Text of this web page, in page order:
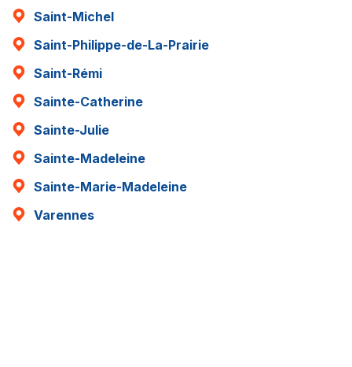
Saint-Michel
Saint-Philippe-de-La-Prairie
Saint-Rémi
Sainte-Catherine
Sainte-Julie
Sainte-Madeleine
Sainte-Marie-Madeleine
Varennes